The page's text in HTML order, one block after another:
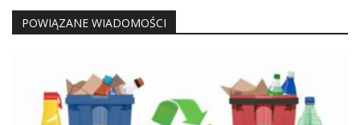
POWIĄZANE WIADOMOŚCI